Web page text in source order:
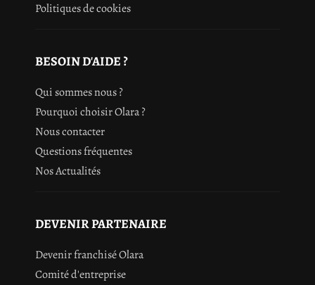
Politiques de cookies
BESOIN D'AIDE ?
Qui sommes nous ?
Pourquoi choisir Olara ?
Nous contacter
Questions fréquentes
Nos Actualités
DEVENIR PARTENAIRE
Devenir franchisé Olara
Comité d'entreprise